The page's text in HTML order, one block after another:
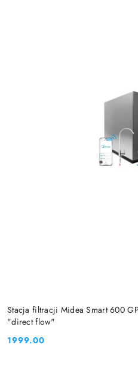
Stacja filtracji Midea Smart 600
"direct flow"
Cena:
1999.00